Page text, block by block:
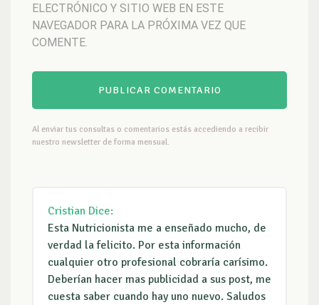
ELECTRÓNICO Y SITIO WEB EN ESTE
NAVEGADOR PARA LA PRÓXIMA VEZ QUE
COMENTE.
Al enviar tus consultas o comentarios estás accediendo a recibir
nuestro newsletter de forma mensual.
Cristian Dice:
Esta Nutricionista me a enseñado mucho, de
verdad la felicito. Por esta información
cualquier otro profesional cobraría carísimo.
Deberían hacer mas publicidad a sus post, me
cuesta saber cuando hay uno nuevo. Saludos